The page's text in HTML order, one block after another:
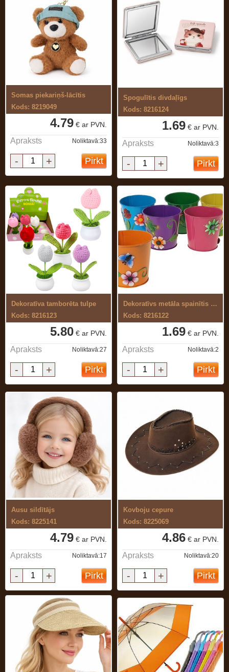
Somas piekariņš-lācītis
Kods: 8219049
4.79 € ar PVN.
Apraksts Noliktavā:33
- + Pirkt
Spogulītis divdaļīgs
Kods: 8216124
1.69 € ar PVN.
Apraksts Noliktavā:3
- + Pirkt
Dekoratīva tamborēta tulpe
Kods: 8216123
5.80 € ar PVN.
Apraksts Noliktavā:27
- + Pirkt
Dekoratīvs metāla spainītis ziediem
Kods: 8216122
1.69 € ar PVN.
Apraksts Noliktavā:2
- + Pirkt
Ausu sildītājs
Kods: 8225141
4.79 € ar PVN.
Apraksts Noliktavā:17
- + Pirkt
Kovboju cepure
Kods: 8225069
4.86 € ar PVN.
Apraksts Noliktavā:20
- + Pirkt